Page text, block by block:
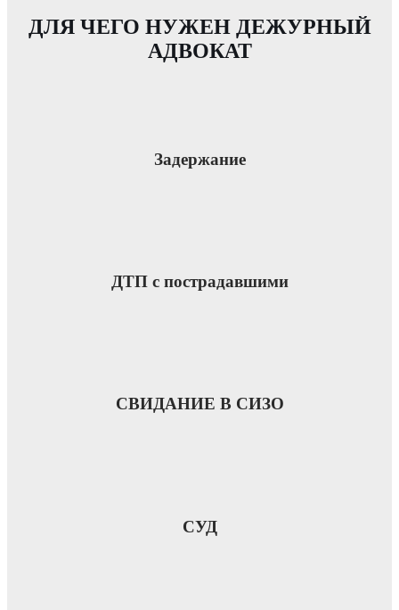
ДЛЯ ЧЕГО НУЖЕН ДЕЖУРНЫЙ
АДВОКАТ
Задержание
ДТП с пострадавшими
СВИДАНИЕ В СИЗО
СУД